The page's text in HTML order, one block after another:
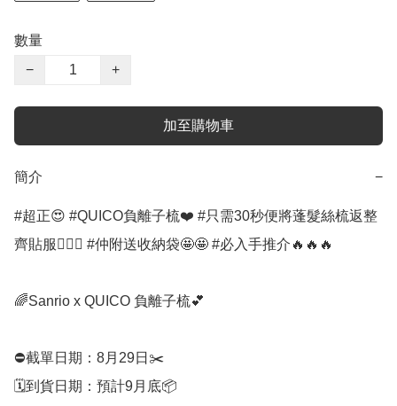
數量
−
+
加至購物車
簡介 −
#超正😍 #QUICO負離子梳❤️ #只需30秒便將蓬髮絲梳返整
齊貼服👍🏻💯 #仲附送收納袋🤩🤩 #必入手推介🔥🔥🔥
🌈Sanrio x QUICO 負離子梳💕
⛔️截單日期：8月29日✂️
🗓️到貨日期：預計9月底📦